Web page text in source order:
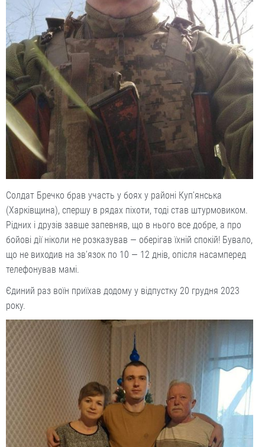
Солдат Бречко брав участь у боях у районі Куп’янська
(Харківщина), спершу в рядах піхоти, тоді став штурмовиком.
Рідних і друзів завше запевняв, що в нього все добре, а про
бойові дії ніколи не розказував — оберігав їхній спокій! Бувало,
що не виходив на зв’язок по 10 — 12 днів, опісля насамперед
телефонував мамі.
Єдиний раз воїн приїхав додому у відпустку 20 грудня 2023
року.